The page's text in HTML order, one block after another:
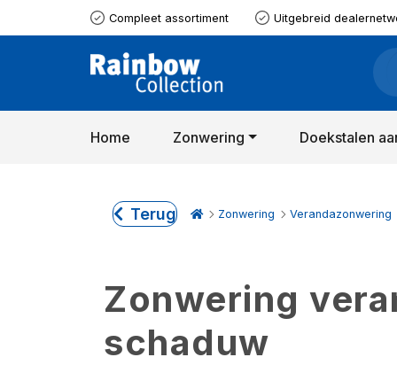
Compleet assortiment Uitgebreid
Home Zonwering Doekstalen
Terug Zonwering Verandazonwering
Zonwering
schaduw